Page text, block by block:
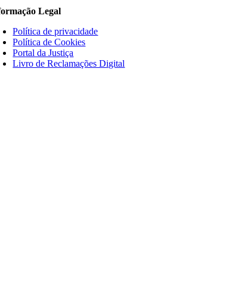
Legal
Política de privacidade
Política de Cookies
Portal da Justiça
Livro de Reclamações Digital